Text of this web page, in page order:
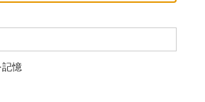
ジーカバー
記憶